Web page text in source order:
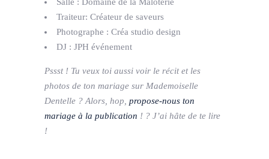
Traiteur: Créateur de saveurs
Photographe : Créa studio design
DJ : JPH événement
Pssst ! Tu veux toi aussi voir le récit et les
photos de ton mariage sur Mademoiselle
Dentelle ? Alors, hop, propose-nous ton
mariage à la publication ! ? J’ai hâte de te lire
!